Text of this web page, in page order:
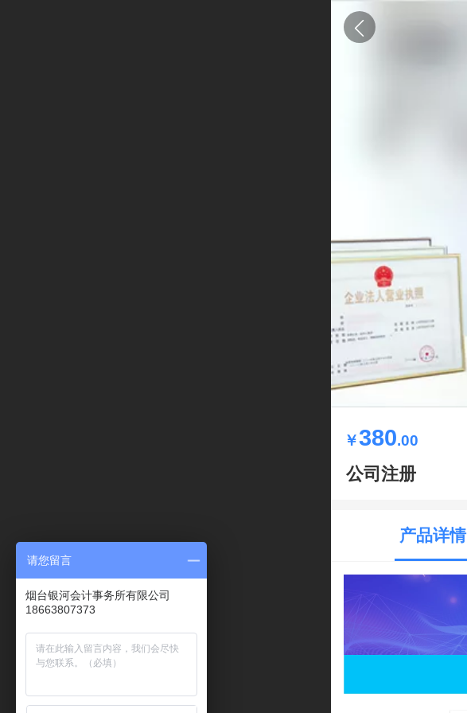
￥380.00
公司注册
产品详情
请您留言
烟台银河会计事务所有限公司
18663807373